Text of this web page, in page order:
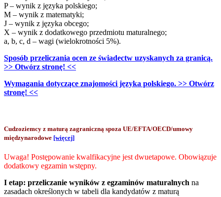
P – wynik z języka polskiego;
M – wynik z matematyki;
J – wynik z języka obcego;
X – wynik z dodatkowego przedmiotu maturalnego;
a, b, c, d – wagi (wielokrotności 5%).
Sposób przeliczania ocen ze świadectw uzyskanych za granicą.
>> Otwórz stronę! <<
Wymagania dotyczące znajomości języka polskiego. >> Otwórz
stronę! <<
Cudzoziemcy z maturą zagraniczną spoza UE/EFTA/OECD/umowy
międzynarodowe [więcej]
Uwaga! Postępowanie kwalfikacyjne jest dwuetapowe. Obowiązuje
dodatkowy egzamin wstępny.
I etap: przeliczanie wyników z egzaminów maturalnych na
zasadach określonych w tabeli dla kandydatów z maturą